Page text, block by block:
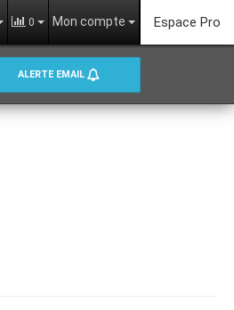
0 Mon compte Espace Pro
ALERTE EMAIL